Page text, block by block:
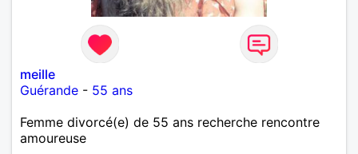
meille
Guérande - 55 ans
Femme divorcé(e) de 55 ans recherche rencontre
amoureuse